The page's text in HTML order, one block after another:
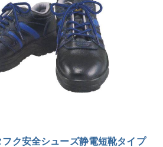
ク安全シューズ静電短靴タイプ